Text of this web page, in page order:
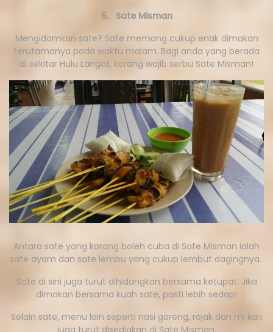
5. Sate Misman
Mengidamkan sate? Sate memang cukup enak dimakan
terutamanya pada waktu malam. Bagi anda yang berada
di sekitar Hulu Langat, korang wajib serbu Sate Misman!
Antara sate yang korang boleh cuba di Sate Misman ialah
sate ayam dan sate lembu yang cukup lembut dagingnya.
Sate di sini juga turut dihidangkan bersama ketupat. Jika
dimakan bersama kuah sate, pasti lebih sedap!
Selain sate, menu lain seperti nasi goreng, rojak dan mi kari
juga turut disediakan di Sate Misman.